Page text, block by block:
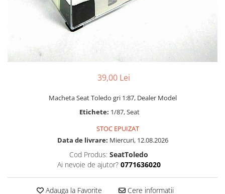
Living miniatural
Seturi mobilier miniatural
Materiale miniaturale si DIY
Accesorii DIY miniaturale
Materiale constructie miniaturale
Pardoseli si textile miniaturale
Decor interior miniatural
Miniaturi alimentare
Bauturi miniaturale
Figurine miniaturale
39,00 Lei
Macheta Seat Toledo gri 1:87, Dealer Model
Etichete: 1/87, Seat
STOC EPUIZAT
Data de livrare: Miercuri, 12.08.2026
Cod Produs: SeatToledo
Ai nevoie de ajutor? 0771636020
Adauga la Favorite Cere informatii